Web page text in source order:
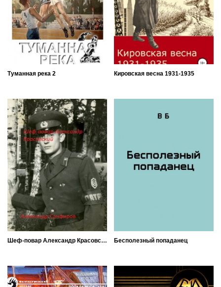
Туманная река 2 Кировская весна 1931-1935
Шеф-повар Александр Красовский Бесполезный попаданец